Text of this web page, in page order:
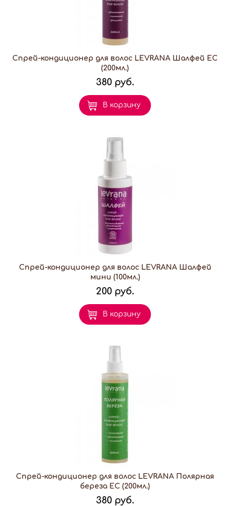
Спрей-кондиционер для волос LEVRANA Шалфей ЕС
(200мл.)
380 руб.
В корзину
Спрей-кондиционер для волос LEVRANA Шалфей
мини (100мл.)
200 руб.
В корзину
Спрей-кондиционер для волос LEVRANA Полярная
береза ЕС (200мл.)
380 руб.